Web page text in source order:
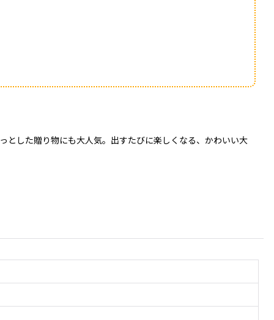
とした贈り物にも大人気。出すたびに楽しくなる、かわいい大